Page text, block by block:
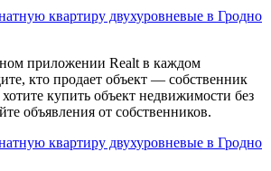
квартиру двухуровневые в Гродно
приложении Realt в каждом
кто продает объект — собственник
купить объект недвижимости без
объявления от собственников.
квартиру двухуровневые в Гродно